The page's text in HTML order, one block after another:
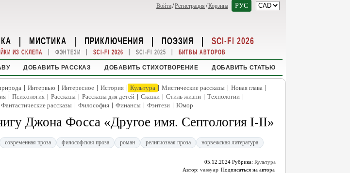
Войти/Регистрация /Корзина РУС
| МИСТИКА | ПРИКЛЮЧЕНИЯ | ПОЭЗИЯ | SCI-FI 2026
ИЗ СКЛЕПА | ФЭНТЕЗИ | SCI-FI 2026 | SCI-FI 2025 | БИТВЫ АВТОРОВ
ДОБАВИТЬ РАССКАЗ ДОБАВИТЬ СТИХОТВОРЕНИЕ ДОБАВИТЬ СТАТЬЮ
| Интервью | Интересное | История | Культура | Мистические рассказы | Новая глава |
| Психология | Рассказы | Рассказы для детей | Сказки | Стиль жизни | Технологии |
Фантастические рассказы | Философия | Финансы | Фэнтези | Юмор
Джона Фосса «Другое имя. Септология I-II»
современная проза философская проза роман религиозная проза норвежская литература
05.12.2024 Рубрика: Культура
Автор: vassyap